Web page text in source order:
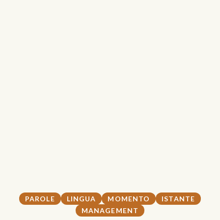
PAROLE LINGUA MOMENTO
ISTANTE
MANAGEMENT